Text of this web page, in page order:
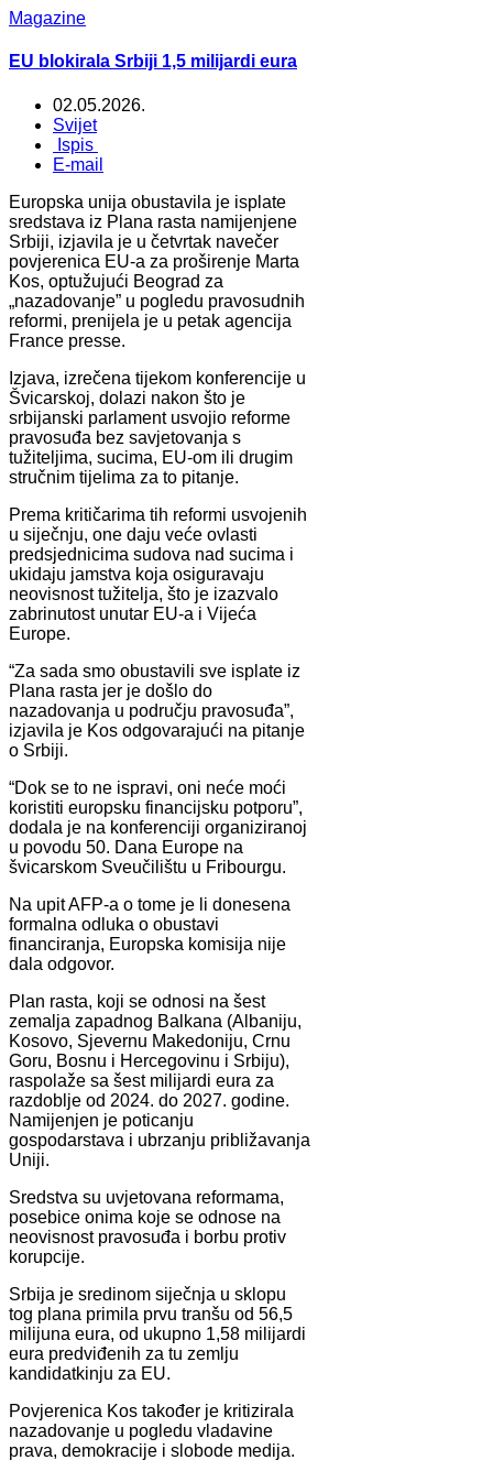
Magazine
EU blokirala Srbiji 1,5 milijardi eura
02.05.2026.
Svijet
Ispis
E-mail
Europska unija obustavila je isplate
sredstava iz Plana rasta namijenjene
Srbiji, izjavila je u četvrtak navečer
povjerenica EU-a za proširenje Marta
Kos, optužujući Beograd za
„nazadovanje” u pogledu pravosudnih
reformi, prenijela je u petak agencija
France presse.
Izjava, izrečena tijekom konferencije u
Švicarskoj, dolazi nakon što je
srbijanski parlament usvojio reforme
pravosuđa bez savjetovanja s
tužiteljima, sucima, EU-om ili drugim
stručnim tijelima za to pitanje.
Prema kritičarima tih reformi usvojenih
u siječnju, one daju veće ovlasti
predsjednicima sudova nad sucima i
ukidaju jamstva koja osiguravaju
neovisnost tužitelja, što je izazvalo
zabrinutost unutar EU-a i Vijeća
Europe.
“Za sada smo obustavili sve isplate iz
Plana rasta jer je došlo do
nazadovanja u području pravosuđa”,
izjavila je Kos odgovarajući na pitanje
o Srbiji.
“Dok se to ne ispravi, oni neće moći
koristiti europsku financijsku potporu”,
dodala je na konferenciji organiziranoj
u povodu 50. Dana Europe na
švicarskom Sveučilištu u Fribourgu.
Na upit AFP-a o tome je li donesena
formalna odluka o obustavi
financiranja, Europska komisija nije
dala odgovor.
Plan rasta, koji se odnosi na šest
zemalja zapadnog Balkana (Albaniju,
Kosovo, Sjevernu Makedoniju, Crnu
Goru, Bosnu i Hercegovinu i Srbiju),
raspolaže sa šest milijardi eura za
razdoblje od 2024. do 2027. godine.
Namijenjen je poticanju
gospodarstava i ubrzanju približavanja
Uniji.
Sredstva su uvjetovana reformama,
posebice onima koje se odnose na
neovisnost pravosuđa i borbu protiv
korupcije.
Srbija je sredinom siječnja u sklopu
tog plana primila prvu tranšu od 56,5
milijuna eura, od ukupno 1,58 milijardi
eura predviđenih za tu zemlju
kandidatkinju za EU.
Povjerenica Kos također je kritizirala
nazadovanje u pogledu vladavine
prava, demokracije i slobode medija.